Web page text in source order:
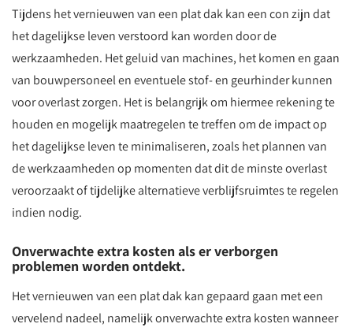
Tijdens het vernieuwen van een plat dak kan een con zijn dat
het dagelijkse leven verstoord kan worden door de
werkzaamheden. Het geluid van machines, het komen en gaan
van bouwpersoneel en eventuele stof- en geurhinder kunnen
voor overlast zorgen. Het is belangrijk om hiermee rekening te
houden en mogelijk maatregelen te treffen om de impact op
het dagelijkse leven te minimaliseren, zoals het plannen van
de werkzaamheden op momenten dat dit de minste overlast
veroorzaakt of tijdelijke alternatieve verblijfsruimtes te regelen
indien nodig.
Onverwachte extra kosten als er verborgen
problemen worden ontdekt.
Het vernieuwen van een plat dak kan gepaard gaan met een
vervelend nadeel, namelijk onverwachte extra kosten wanneer